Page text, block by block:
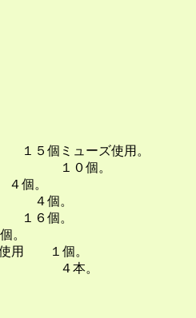
ーズ使用。
。
。
。
。
用 １個。
４本。